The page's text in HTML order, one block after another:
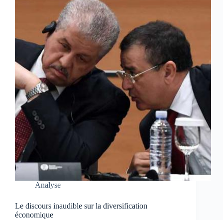
Analyse
Le discours inaudible sur la diversification
économique